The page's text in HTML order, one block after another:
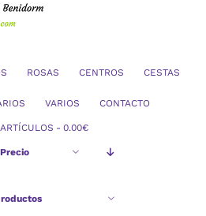
ROSAS CENTROS CESTAS
VARIOS CONTACTO
0.00€
Precio